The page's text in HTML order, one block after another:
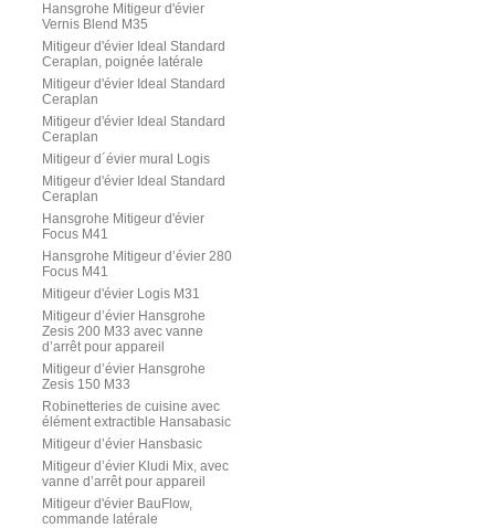
Hansgrohe Mitigeur d'évier
Vernis Blend M35
Mitigeur d'évier Ideal Standard
Ceraplan, poignée latérale
Mitigeur d'évier Ideal Standard
Ceraplan
Mitigeur d'évier Ideal Standard
Ceraplan
Mitigeur d´évier mural Logis
Mitigeur d'évier Ideal Standard
Ceraplan
Hansgrohe Mitigeur d'évier
Focus M41
Hansgrohe Mitigeur d’évier 280
Focus M41
Mitigeur d'évier Logis M31
Mitigeur d’évier Hansgrohe
Zesis 200 M33 avec vanne
d’arrêt pour appareil
Mitigeur d’évier Hansgrohe
Zesis 150 M33
Robinetteries de cuisine avec
élément extractible Hansabasic
Mitigeur d’évier Hansbasic
Mitigeur d’évier Kludi Mix, avec
vanne d’arrêt pour appareil
Mitigeur d'évier BauFlow,
commande latérale